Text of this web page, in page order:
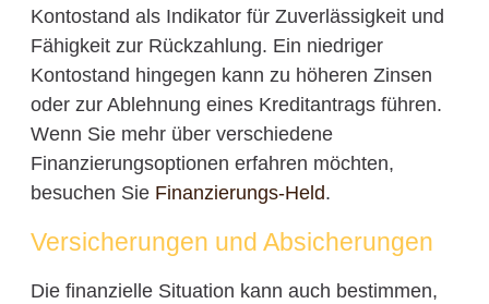
Kontostand als Indikator für Zuverlässigkeit und
Fähigkeit zur Rückzahlung. Ein niedriger
Kontostand hingegen kann zu höheren Zinsen
oder zur Ablehnung eines Kreditantrags führen.
Wenn Sie mehr über verschiedene
Finanzierungsoptionen erfahren möchten,
besuchen Sie Finanzierungs-Held.
Versicherungen und Absicherungen
Die finanzielle Situation kann auch bestimmen,